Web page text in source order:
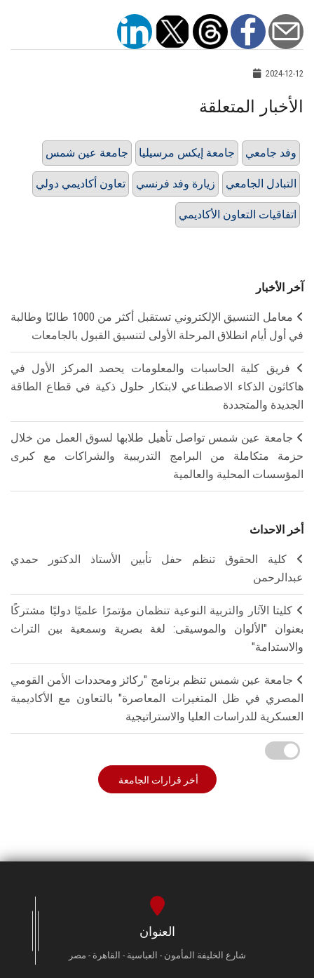
2024-12-12
الأخبار المتعلقة
جامعة عين شمس جامعة إيكس مرسيليا وفد جامعي
تعاون أكاديمي دولي زيارة وفد فرنسي التبادل الجامعي
اتفاقيات التعاون الأكاديمي
آخر الأخبار
معامل التنسيق الإلكتروني تستقبل أكثر من 1000 طالبًا وطالبة
في أول أيام انطلاق المرحلة الأولى لتنسيق القبول بالجامعات
فريق كلية الحاسبات والمعلومات يحصد المركز الأول في
هاكاثون الذكاء الاصطناعي لابتكار حلول ذكية في قطاع الطاقة
الجديدة والمتجددة
جامعة عين شمس تواصل تأهيل طلابها لسوق العمل من خلال
حزمة متكاملة من البرامج التدريبية والشراكات مع كبرى
المؤسسات المحلية والعالمية
أخر الاحداث
كلية الحقوق تنظم حفل تأبين الأستاذ الدكتور حمدي
عبدالرحمن
كليتا الآثار والتربية النوعية تنظمان مؤتمرًا علميًا دوليًا مشتركًا
بعنوان "الألوان والموسيقى: لغة بصرية وسمعية بين التراث
والاستدامة"
جامعة عين شمس تنظم برنامج "ركائز ومحددات الأمن القومي
المصري في ظل المتغيرات المعاصرة" بالتعاون مع الأكاديمية
العسكرية للدراسات العليا والاستراتيجية
أخر قرارات الجامعة
العنوان
شارع الخليفة المأمون - العباسية - القاهرة - مصر